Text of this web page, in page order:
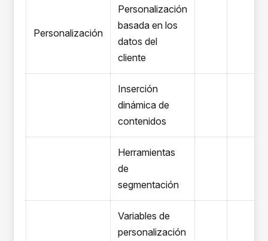
Personalización
Personalización
basada en los
datos del
cliente
Inserción
dinámica de
contenidos
Herramientas
de
segmentación
Variables de
personalización